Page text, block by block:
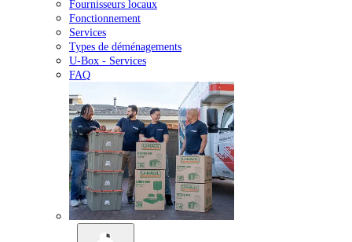
Fournisseurs locaux
Fonctionnement
Services
Types de déménagements
U-Box - Services
FAQ